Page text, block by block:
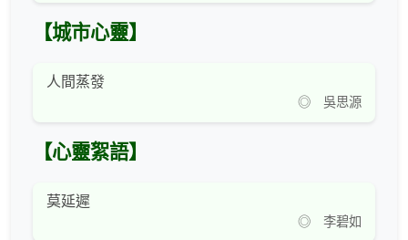
【城市心靈】
人間蒸發
◎ 吳思源
【心靈絮語】
莫延遲
◎ 李碧如